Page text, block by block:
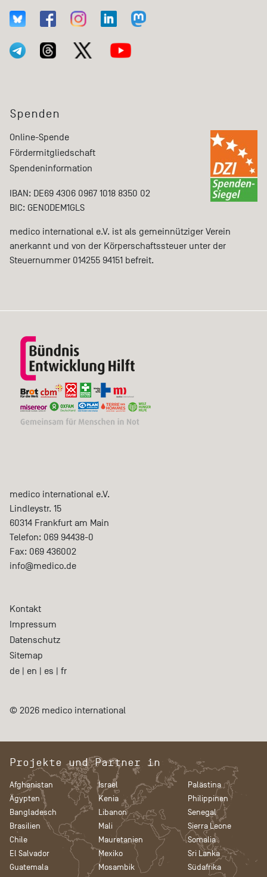
Spenden
Online-Spende
Fördermitgliedschaft
Spendeninformation
IBAN: DE69 4306 0967 1018 8350 02
BIC: GENODEM1GLS
medico international e.V. ist als gemeinnütziger Verein
anerkannt und von der Körperschaftssteuer unter der
Steuernummer 014255 94151 befreit.
medico international e.V.
Lindleystr. 15
60314 Frankfurt am Main
Telefon: 069 94438-0
Fax: 069 436002
info@medico.de
Kontakt
Impressum
Datenschutz
Sitemap
de | en | es | fr
© 2026 medico international
Projekte und Partner in
Afghanistan
Ägypten
Bangladesch
Brasilien
Chile
El Salvador
Guatemala
Israel
Kenia
Libanon
Mali
Mauretanien
Mexiko
Mosambik
Palästina
Philippinen
Senegal
Sierra Leone
Somalia
Sri Lanka
Südafrika